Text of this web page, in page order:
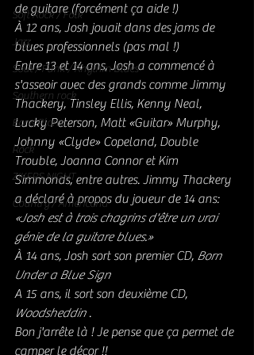
Soft Rock / Folk
Jazz
Soul / Funk / Rhythm Blues
Southern rock
Bons Plans
Rock
ZIKERS NIGHT
Country / Americana
de guitare (forcément ça aide !)
À 12 ans, Josh jouait dans des jams de
blues professionnels (pas mal !)
Entre 13 et 14 ans, Josh a commencé à
s'asseoir avec des grands comme Jimmy
Thackery, Tinsley Ellis, Kenny Neal,
Lucky Peterson, Matt «Guitar» Murphy,
Johnny «Clyde» Copeland, Double
Trouble, Joanna Connor et Kim
Simmonds, entre autres. Jimmy Thackery
a déclaré à propos du joueur de 14 ans:
«Josh est à trois chagrins d'être un vrai
génie de la guitare blues.»
À 14 ans, Josh sort son premier CD, Born
Under a Blue Sign
A 15 ans, il sort son deuxième CD,
Woodsheddin .
Bon j'arrête là ! Je pense que ça permet de
camper le décor !!